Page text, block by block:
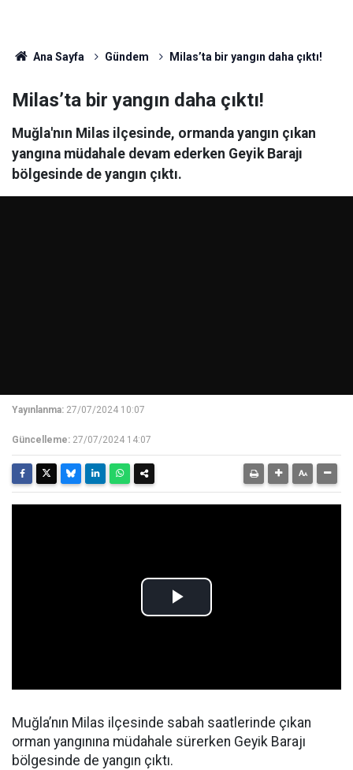
Ana Sayfa Gündem Milas’ta bir yangın daha çıktı!
Milas’ta bir yangın daha çıktı!
Muğla'nın Milas ilçesinde, ormanda yangın çıkan
yangına müdahale devam ederken Geyik Barajı
bölgesinde de yangın çıktı.
Yayınlanma: 27/07/2024 10:07
Güncelleme: 27/07/2024 14:07
Muğla’nın Milas ilçesinde sabah saatlerinde çıkan
orman yangınına müdahale sürerken Geyik Barajı
bölgesinde de yangın çıktı.